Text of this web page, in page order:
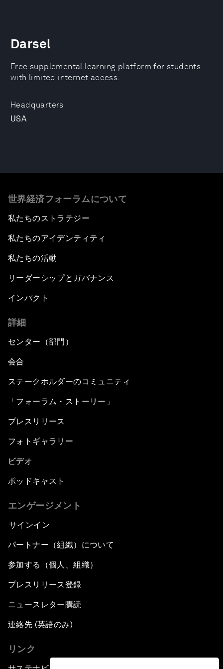
Headquarters
USA
Darsel
Free supplemental learning platform for students
with limited internet access.
世界経済フォーラムについて
私たちのストラテジー
私たちのアイデンティティ
私たちの活動
リーダーシップとガバナンス
インパクト
詳細
センター（部門）
会合
ステークホルダーのコミュニティ
「フォーラム・ストーリー」
プレスリリース
フォトギャラリー
ビデオ
ポッドキャスト
エンゲージメント
サインイン
パートナー（組織）について
参加する（個人、組織）
プレスリリース登録
ニュースレター購読
連絡先 (英語のみ)
リンク